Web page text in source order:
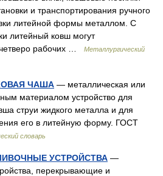
и транспортирования ручного
литейной формы металлом. С
литейный ковш могут
рабочих …
Металлургический
ЧАША — металлическая или
материалом устройство для
струи жидкого металла и для
его в литейную форму. ГОСТ
словарь
УСТРОЙСТВА —
перекрывающие и